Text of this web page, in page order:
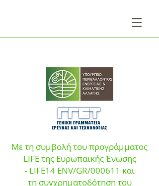
Με τη συμβολή του προγράμματος
LIFE της Ευρωπαϊκής Ένωσης
- LIFE14 ENV/GR/000611 και
τη συγχρηματοδότηση του